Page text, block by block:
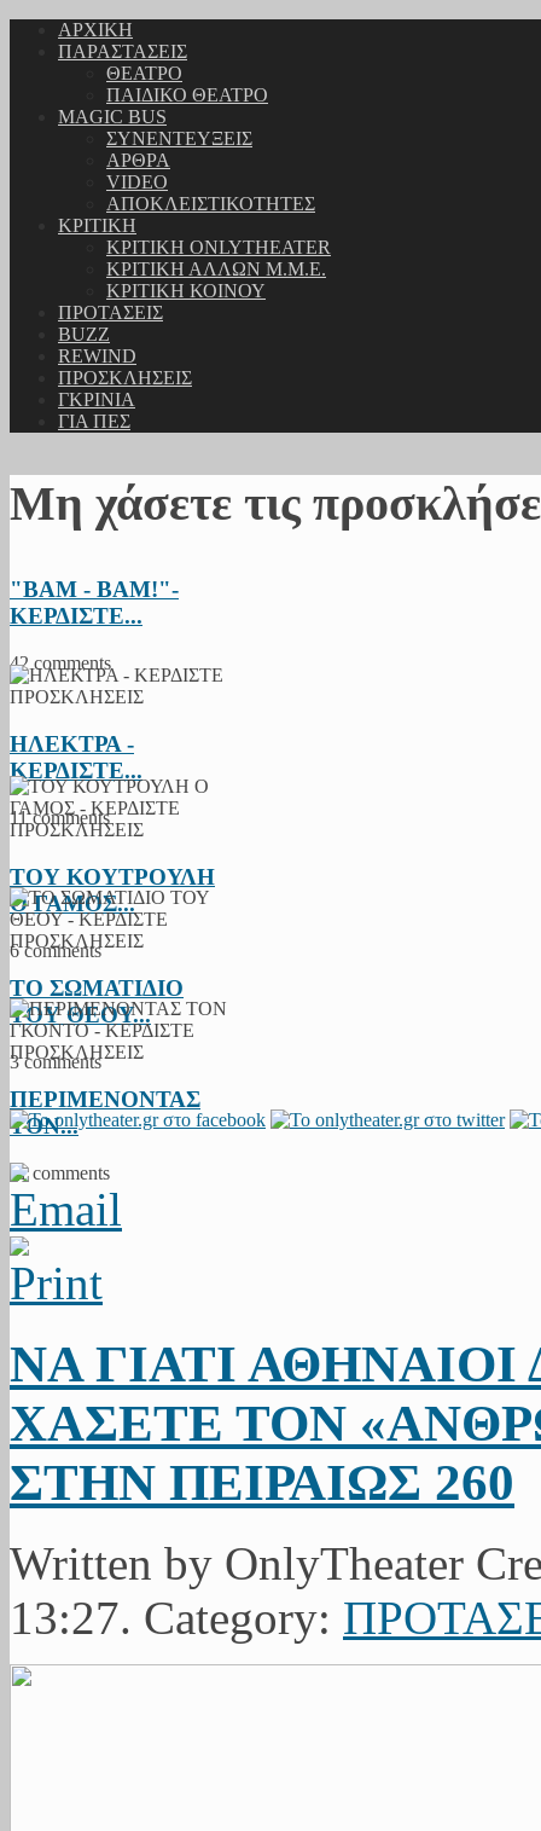
ΑΡΧΙΚΗ
ΠΑΡΑΣΤΑΣΕΙΣ
ΘΕΑΤΡΟ
ΠΑΙΔΙΚΟ ΘΕΑΤΡΟ
MAGIC BUS
ΣΥΝΕΝΤΕΥΞΕΙΣ
ΑΡΘΡΑ
VIDEO
ΑΠΟΚΛΕΙΣΤΙΚΟΤΗΤΕΣ
ΚΡΙΤΙΚΗ
ΚΡΙΤΙΚΗ ONLYTHEATER
ΚΡΙΤΙΚΗ ΑΛΛΩΝ Μ.Μ.Ε.
ΚΡΙΤΙΚΗ ΚΟΙΝΟΥ
ΠΡΟΤΑΣΕΙΣ
BUZZ
REWIND
ΠΡΟΣΚΛΗΣΕΙΣ
ΓΚΡΙΝΙΑ
ΓΙΑ ΠΕΣ
Μη χάσετε τις
"BAM - BAM!"-
ΚΕΡΔΙΣΤΕ...
42 comments
ΗΛΕΚΤΡΑ -
ΚΕΡΔΙΣΤΕ...
11 comments
ΤΟΥ ΚΟΥΤΡΟΥΛΗ
Ο ΓΑΜΟΣ...
6 comments
ΤΟ ΣΩΜΑΤΙΔΙΟ
ΤΟΥ ΘΕΟΥ...
3 comments
ΠΕΡΙΜΕΝΟΝΤΑΣ
ΤΟΝ...
11 comments
ΝΑ ΓΙΑΤΙ
ΧΑΣΕΤΕ ΤΟΝ
ΣΤΗΝ ΠΕΙΡΑΙΩΣ 260
Written by OnlyTheater
13:27. Category: